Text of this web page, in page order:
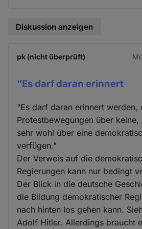
Diskussion anzeigen
pk (nicht überprüft)
"Es darf daran erinnert
"Es darf daran erinnert werden,
Protestbewegungen über keine,
sehr wohl über eine
verfügen."
Der Verweis auf die
Regierungen kann nur bedingt
Der Blick in die deutsche
die Bildung demokratischer
nach hinten los gehen kann.
Adolf Hitler. Allerdings braucht